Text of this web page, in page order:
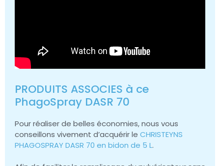
PRODUITS ASSOCIES à ce
PhagoSpray DASR 70
Pour réaliser de belles économies, nous vous
conseillons vivement d’acquérir le CHRISTEYNS
PHAGOSPRAY DASR 70 en bidon de 5 L.